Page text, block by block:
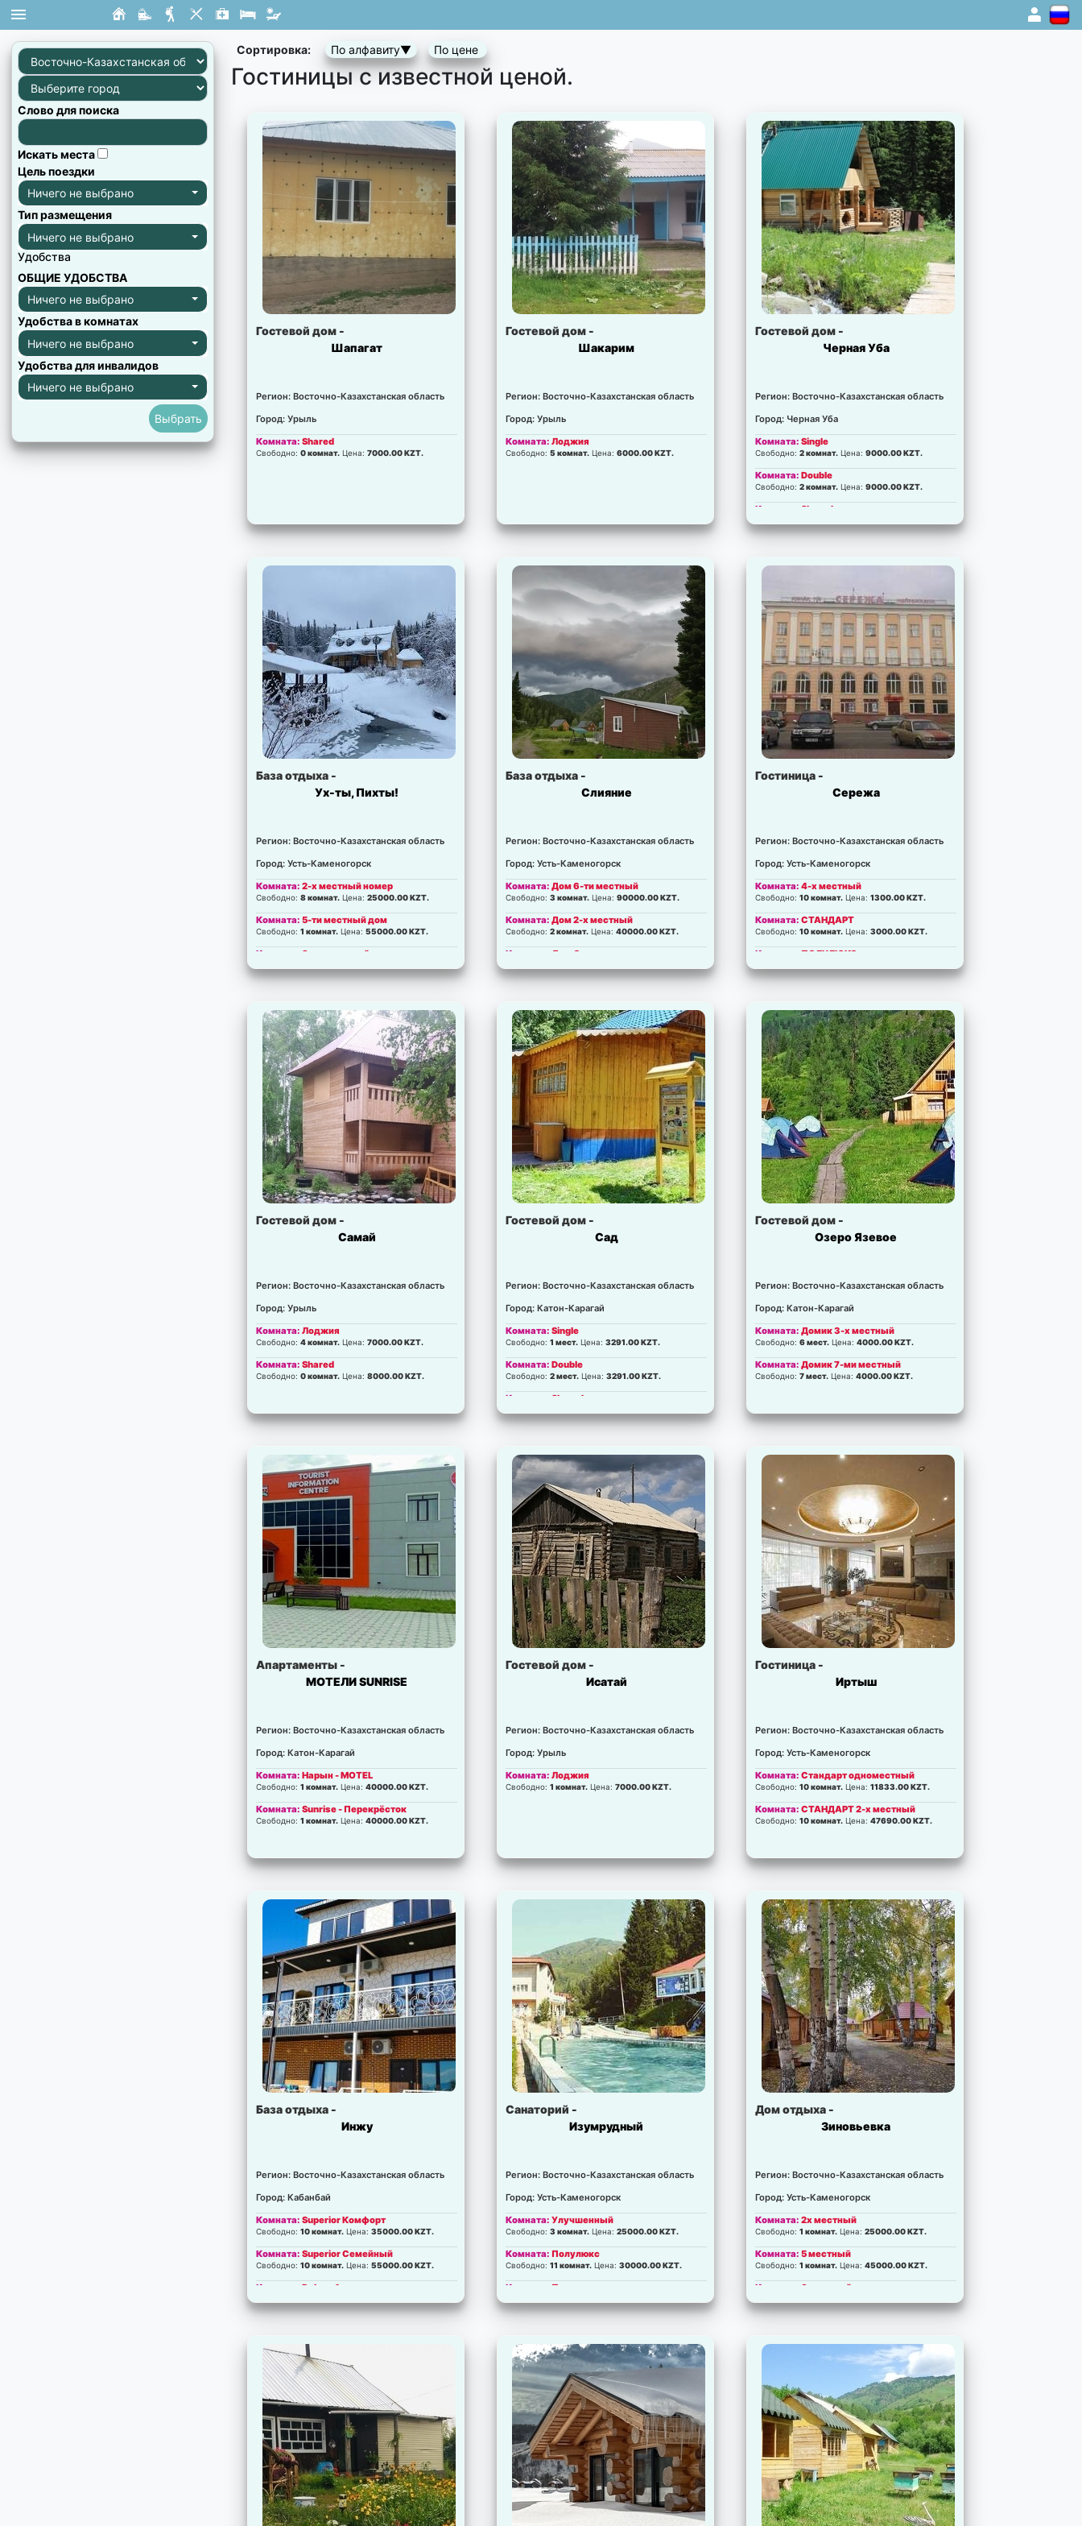
1
Слово для поиска
Искать места
Цель поездки
Ничего не выбрано
Тип размещения
Ничего не выбрано
Удобства
ОБЩИЕ УДОБСТВА
Ничего не выбрано
Удобства в комнатах
Ничего не выбрано
Удобства для инвалидов
Ничего не выбрано
Сортировка: По алфавиту▼ По цене
Гостиницы с известной ценой.
Гостевой дом -
Шапагат
Регион: Восточно-Казахстанская область
Город: Урыль
Комната:Shared
Свободно:0 комнат. Цена:7000.00 KZT.
×
Гостевой дом -
Шакарим
Регион: Восточно-Казахстанская область
Город: Урыль
Комната:Лоджия
Свободно:5 комнат. Цена:6000.00 KZT.
×
Гостевой дом -
Черная Уба
Регион: Восточно-Казахстанская область
Город: Черная Уба
Комната:Single
Свободно:2 комнат. Цена:9000.00 KZT.
Комната:Double
Свободно:2 комнат. Цена:9000.00 KZT.
Комната: Shared
×
База отдыха -
Ух-ты, Пихты!
Регион: Восточно-Казахстанская область
Город: Усть-Каменогорск
Комната:2-х местный номер
Свободно:8 комнат. Цена:25000.00 KZT.
Комната:5-ти местный дом
Свободно:1 комнат. Цена:55000.00 KZT.
Комната: 8-ми местный дом
×
База отдыха -
Слияние
Регион: Восточно-Казахстанская область
Город: Усть-Каменогорск
Комната:Дом 6-ти местный
Свободно:3 комнат. Цена:90000.00 KZT.
Комната:Дом 2-х местный
Свободно:2 комнат. Цена:40000.00 KZT.
Комната: Дом Солнца
×
Гостиница -
Сережа
Регион: Восточно-Казахстанская область
Город: Усть-Каменогорск
Комната:4-х местный
Свободно:10 комнат. Цена:1300.00 KZT.
Комната:СТАНДАРТ
Свободно:10 комнат. Цена:3000.00 KZT.
Комната:ПОЛУЛЮКС
×
Гостевой дом -
Самай
Регион: Восточно-Казахстанская область
Город: Урыль
Комната:Лоджия
Свободно:4 комнат. Цена:7000.00 KZT.
Комната:Shared
Свободно:0 комнат. Цена:8000.00 KZT.
×
Гостевой дом -
Сад
Регион: Восточно-Казахстанская область
Город: Катон-Карагай
Комната:Single
Свободно:1 мест. Цена:3291.00 KZT.
Комната:Double
Свободно:2 мест. Цена:3291.00 KZT.
Комната: Shared
×
Гостевой дом -
Озеро Язевое
Регион: Восточно-Казахстанская область
Город: Катон-Карагай
Комната:Домик 3-х местный
Свободно:6 мест. Цена:4000.00 KZT.
Комната:Домик 7-ми местный
Свободно:7 мест. Цена:4000.00 KZT.
×
Апартаменты -
МОТЕЛИ SUNRISE
Регион: Восточно-Казахстанская область
Город: Катон-Карагай
Комната:Нарын - MOTEL
Свободно:1 комнат. Цена:40000.00 KZT.
Комната:Sunrise - Перекрёсток
Свободно:1 комнат. Цена:40000.00 KZT.
×
Гостевой дом -
Исатай
Регион: Восточно-Казахстанская область
Город: Урыль
Комната:Лоджия
Свободно:1 комнат. Цена:7000.00 KZT.
×
Гостиница -
Иртыш
Регион: Восточно-Казахстанская область
Город: Усть-Каменогорск
Комната:Стандарт одноместный
Свободно:10 комнат. Цена:11833.00 KZT.
Комната:СТАНДАРТ 2-х местный
Свободно:10 комнат. Цена:47690.00 KZT.
×
База отдыха -
Инжу
Регион: Восточно-Казахстанская область
Город: Кабанбай
Комната:Superior Комфорт
Свободно:10 комнат. Цена:35000.00 KZT.
Комната:Superior Семейный
Свободно:10 комнат. Цена:55000.00 KZT.
Комната:Deluxe 1
Комната:Deluxe 2-х комнатный
Свободно:3 комнат.Цена:
Комната:Suite 1-комнатный
Свободно:1 комнат.Цена:55000.00 KZT.
Комната:Suite 1-комнатный
Свободно: 4 комнат. Цена: 60000.00 KZT.
Комната: Suite 2-х комнатный
Свободно:6 комнат. Цена:85000.00 KZT.
Комната:Suite 2-х комнатный
Свободно:6 комнат.Цена:95000.00 KZT.
×
Санаторий -
Изумрудный
Регион: Восточно-Казахстанская область
Город: Усть-Каменогорск
Комната:Улучшенный
Свободно:3 комнат. Цена:25000.00 KZT.
Комната:Полулюкс
Свободно:11 комнат. Цена:30000.00 KZT.
Комната:Полулюкс +
Комната:Люкс 401
Свободно: 1 комнат. Цена: 41000.00 KZT.
×
Дом отдыха -
Зиновьевка
Регион: Восточно-Казахстанская область
Город: Усть-Каменогорск
Комната:2х местный
Свободно:1 комнат. Цена:25000.00 KZT.
Комната:5 местный
Свободно:1 комнат. Цена:45000.00 KZT.
Комната: 6 местный
Дом 10 местный
120000.00 KZT.
Комната:Дом 12 местный
Свободно:1 комнат.Цена: 105000.00 KZT.
Комната:Дом 9 местный
Свободно:5 комнат.Цена:80000.00 KZT.
Комната:Дом 6 местный
Свободно:2 комнат.Цена:65000.00 KZT.
Комната:Дом 3 местный
Свободно:2 комнат.Цена:36000.00 KZT.
×
×
×
×
×
×
×
×
×
×
×
×
×
×
×
×
×
×
×
×
×
×
×
×
×
×
×
×
×
×
×
×
×
×
×
×
×
×
×
×
×
×
×
×
×
×
×
×
×
×
×
×
×
×
×
×
×
×
×
×
×
×
×
×
×
×
×
×
×
×
×
×
×
×
×
×
×
×
×
×
×
×
×
×
×
×
×
×
×
×
×
×
×
×
×
×
×
×
×
×
×
×
×
×
×
×
×
×
×
×
×
×
×
×
×
×
×
×
×
×
×
×
×
×
×
×